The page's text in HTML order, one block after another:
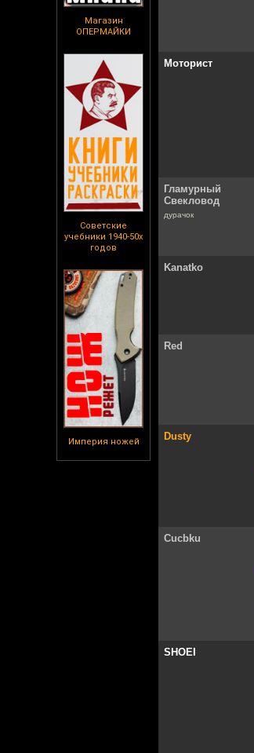
Магазин
ОПЕРМАЙКИ
Советские
учебники 1940-50х
годов
Империя ножей
Моторист
Гламурный
Свекловод
дурачок
Kanatko
Red
Dusty
Cucbku
SHOEI